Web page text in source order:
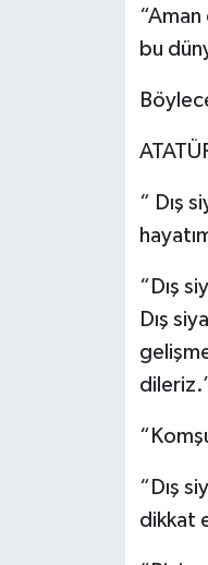
bu
“ Dış
“Dış
Dış
“Dış
dikkat